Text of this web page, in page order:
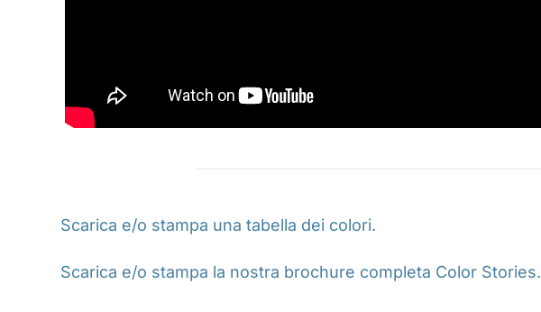
Scarica e/o stampa una tabella dei colori.
Scarica e/o stampa la nostra brochure completa Color Stories.